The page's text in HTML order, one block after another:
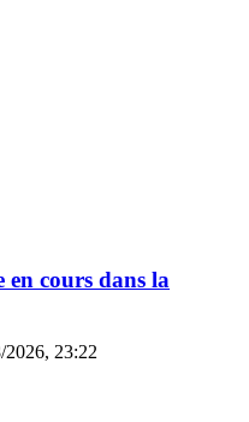
en cours dans la
2026, 23:22